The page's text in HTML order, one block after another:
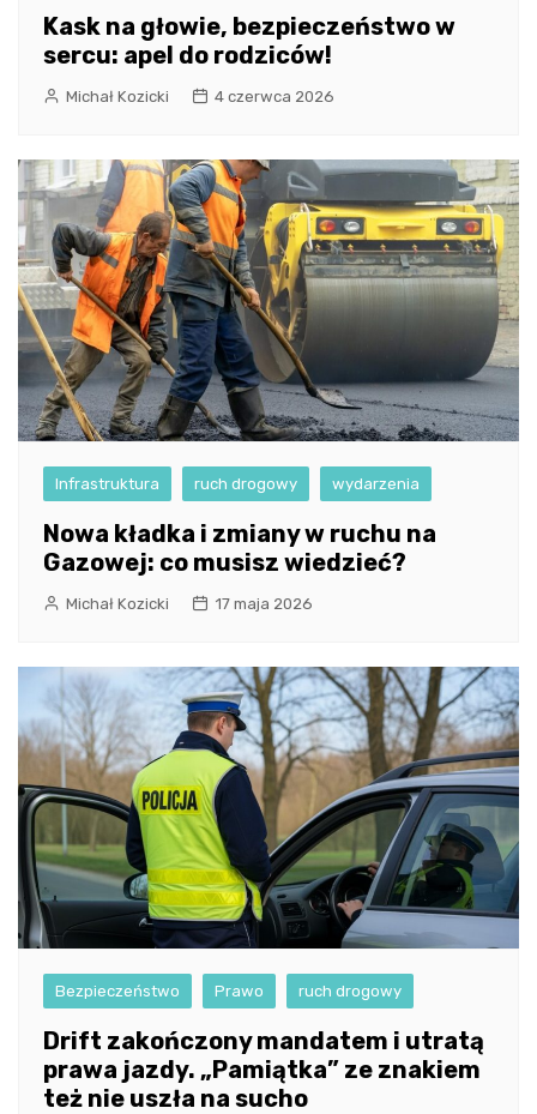
Kask na głowie, bezpieczeństwo w
sercu: apel do rodziców!
Michał Kozicki 4 czerwca 2026
Infrastruktura ruch drogowy wydarzenia
Nowa kładka i zmiany w ruchu na
Gazowej: co musisz wiedzieć?
Michał Kozicki 17 maja 2026
Bezpieczeństwo Prawo ruch drogowy
Drift zakończony mandatem i utratą
prawa jazdy. „Pamiątka” ze znakiem
też nie uszła na sucho